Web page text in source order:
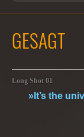
GESAGT
Long Shot 01
»It’s the